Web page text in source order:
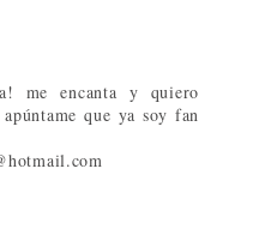
me encanta y quiero
que ya soy fan